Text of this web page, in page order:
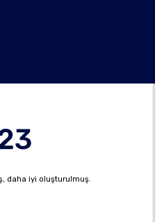
daha iyi oluşturulmuş.